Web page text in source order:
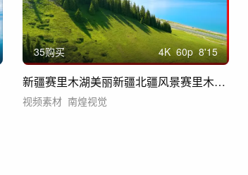
35购买 4K 60p 8'15
新疆赛里木湖美丽新疆北疆风景赛里木湖风景
视频素材 南煌视觉